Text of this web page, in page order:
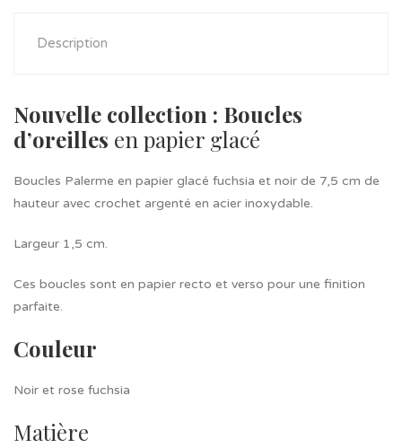
Description
Nouvelle collection : Boucles
d’oreilles en papier glacé
Boucles Palerme en papier glacé fuchsia et noir de 7,5 cm de
hauteur avec crochet argenté en acier inoxydable.
Largeur 1,5 cm.
Ces boucles sont en papier recto et verso pour une finition
parfaite.
Couleur
Noir et rose fuchsia
Matière